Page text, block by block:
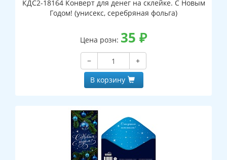
КДС2-18164 Конверт для денег на склейке. С Новым
Годом! (унисекс, серебряная фольга)
Цена розн: 35 ₽
−
+
В корзину